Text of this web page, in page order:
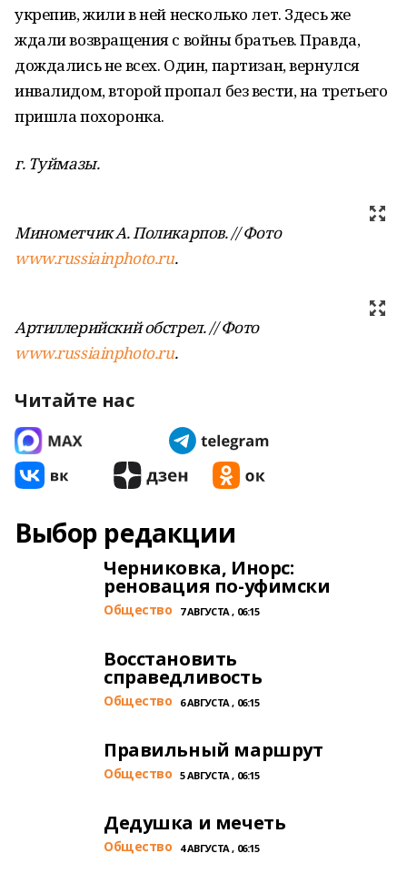
укрепив, жили в ней несколько лет. Здесь же
ждали возвращения с войны братьев. Правда,
дождались не всех. Один, партизан, вернулся
инвалидом, второй пропал без вести, на третьего
пришла похоронка.
г. Туймазы.
Минометчик А. Поликарпов. // Фото
www.russiainphoto.ru.
Артиллерийский обстрел. // Фото
www.russiainphoto.ru.
Читайте нас
Выбор редакции
Черниковка, Инорс:
реновация по-уфимски
Общество 7 АВГУСТА , 06:15
Восстановить
справедливость
Общество 6 АВГУСТА , 06:15
Правильный маршрут
Общество 5 АВГУСТА , 06:15
Дедушка и мечеть
Общество 4 АВГУСТА , 06:15